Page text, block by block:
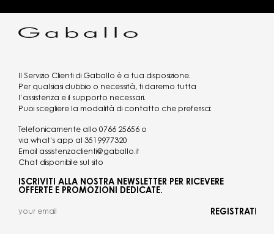
Il Servizio Clienti di Gaballo è a tua disposizione.
Per qualsiasi dubbio o necessità, ti daremo tutta
l’assistenza e il supporto necessari.
Puoi scegliere la modalità di contatto che preferisci:
Telefonicamente allo 0766 25656 o
via what's app al 3519977320
Email assistenzaclienti@gaballo.it
Chat disponibile sul sito
ISCRIVITI ALLA NOSTRA NEWSLETTER PER RICEVERE
OFFERTE E PROMOZIONI DEDICATE.
REGISTRATI